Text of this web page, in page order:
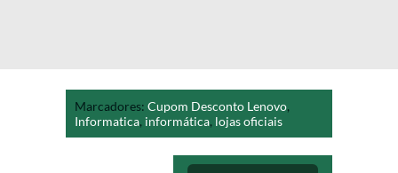
Marcadores: Cupom Desconto Lenovo,
Informatica, informática, lojas oficiais